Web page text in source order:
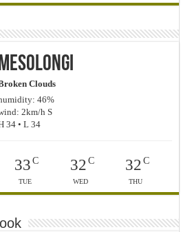
Clouds
46%
2km/h S
34 • L 34
33 C
TUE
32C
WED
32C
THU